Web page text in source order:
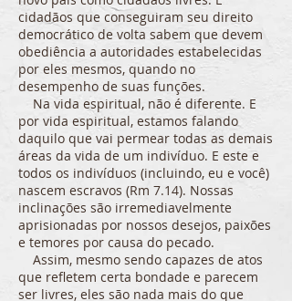
cidadãos que conseguiram seu direito
democrático de volta sabem que devem
obediência a autoridades estabelecidas
por eles mesmos, quando no
desempenho de suas funções.
Na vida espiritual, não é diferente. E
por vida espiritual, estamos falando
daquilo que vai permear todas as demais
áreas da vida de um indivíduo. E este e
todos os indivíduos (incluindo, eu e você)
nascem escravos (Rm 7.14). Nossas
inclinações são irremediavelmente
aprisionadas por nossos desejos, paixões
e temores por causa do pecado.
Assim, mesmo sendo capazes de atos
que refletem certa bondade e parecem
ser livres, eles são nada mais do que